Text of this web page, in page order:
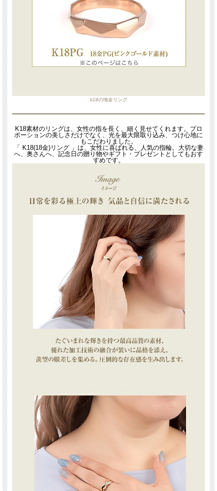
k18の地金リング
K18素材のリングは、女性の指を長く、細く見せてくれます。プロ
ポーションの美しさだけでなく、光を最大限取り込み、つけ心地に
もこだわりました。
「 K18(18金)リング 」は、女性に喜ばれる、人気の指輪。大切な妻
へ、奥さんへ、記念日の贈り物やギフト・プレゼントとしてもおす
すめです。